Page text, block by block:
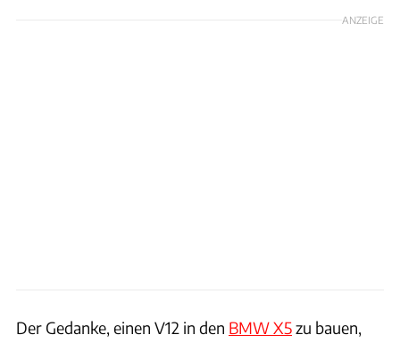
ANZEIGE
Der Gedanke, einen V12 in den BMW X5zu bauen,